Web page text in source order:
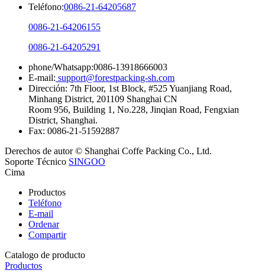
Teléfono:0086-21-64205687
0086-21-64206155
0086-21-64205291
phone/Whatsapp:0086-13918666003
E-mail: support@forestpacking-sh.com
Dirección: 7th Floor, 1st Block, #525 Yuanjiang Road,
Minhang District, 201109 Shanghai CN
Room 956, Building 1, No.228, Jinqian Road, Fengxian
District, Shanghai.
Fax: 0086-21-51592887
Derechos de autor © Shanghai Coffe Packing Co., Ltd.
Soporte Técnico SINGOO
Cima
Productos
Teléfono
E-mail
Ordenar
Compartir
Catalogo de producto
Productos